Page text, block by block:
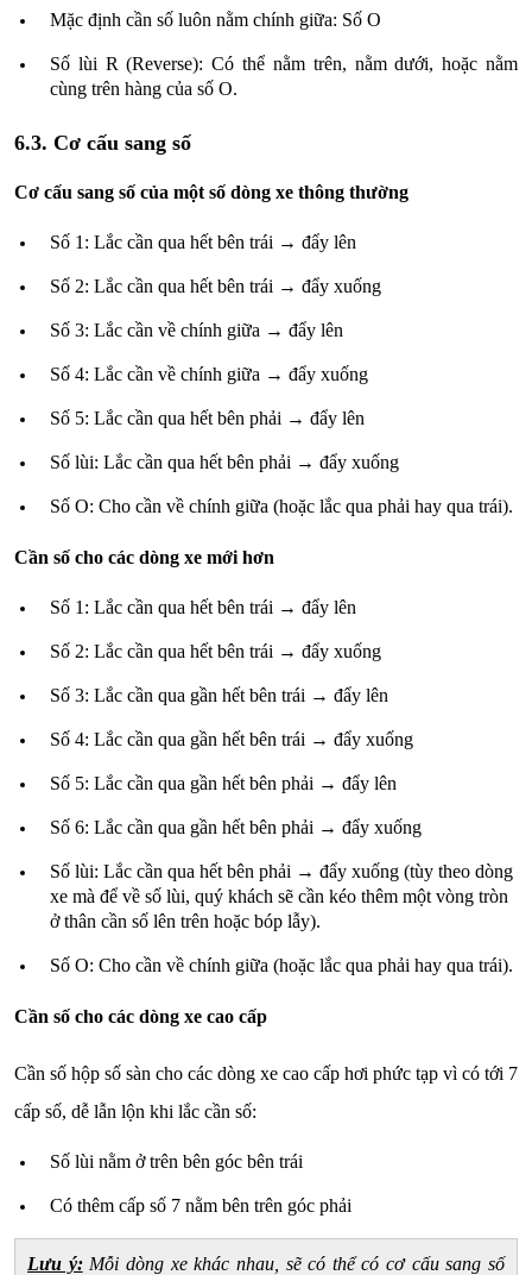
Mặc định cần số luôn nằm chính giữa: Số O
Số lùi R (Reverse): Có thể nằm trên, nằm dưới, hoặc nằm
cùng trên hàng của số O.
6.3. Cơ cấu sang số
Cơ cấu sang số của một số dòng xe thông thường
Số 1: Lắc cần qua hết bên trái → đẩy lên
Số 2: Lắc cần qua hết bên trái → đẩy xuống
Số 3: Lắc cần về chính giữa → đẩy lên
Số 4: Lắc cần về chính giữa → đẩy xuống
Số 5: Lắc cần qua hết bên phải → đẩy lên
Số lùi: Lắc cần qua hết bên phải → đẩy xuống
Số O: Cho cần về chính giữa (hoặc lắc qua phải hay qua trái).
Cần số cho các dòng xe mới hơn
Số 1: Lắc cần qua hết bên trái → đẩy lên
Số 2: Lắc cần qua hết bên trái → đẩy xuống
Số 3: Lắc cần qua gần hết bên trái → đẩy lên
Số 4: Lắc cần qua gần hết bên trái → đẩy xuống
Số 5: Lắc cần qua gần hết bên phải → đẩy lên
Số 6: Lắc cần qua gần hết bên phải → đẩy xuống
Số lùi: Lắc cần qua hết bên phải → đẩy xuống (tùy theo dòng
xe mà để về số lùi, quý khách sẽ cần kéo thêm một vòng tròn
ở thân cần số lên trên hoặc bóp lẫy).
Số O: Cho cần về chính giữa (hoặc lắc qua phải hay qua trái).
Cần số cho các dòng xe cao cấp
Cần số hộp số sàn cho các dòng xe cao cấp hơi phức tạp vì có tới 7
cấp số, dễ lẫn lộn khi lắc cần số:
Số lùi nằm ở trên bên góc bên trái
Có thêm cấp số 7 nằm bên trên góc phải
Lưu ý:Mỗi dòng xe khác nhau, sẽ có thể có cơ cấu sang số